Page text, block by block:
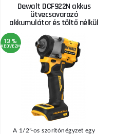
Dewalt DCF922N akkus
ütvecsavarozó
akkumulátor és töltő nélkül
13 %
KEDVEZMÉNY
A 1/2”-os szorítónégyzet egy